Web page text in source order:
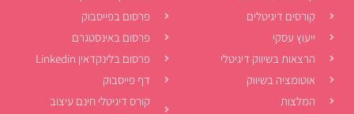
קורסים דיגיטלים
ייעוץ עסקי
הרצאות בשיווק דיגיטלי
אוטומציה בשיווק
המלצות
פרסום בפייסבוק
פרסום באינסטגרם
פרסום בלינקדאין Linkedin
דף פייסבוק
קורס דיגיטלי חינם עיצוב